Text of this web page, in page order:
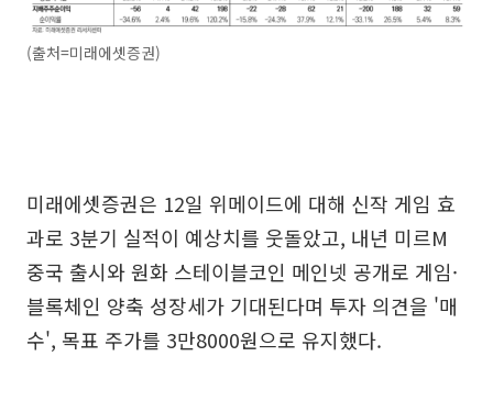
(출처=미래에셋증권)
미래에셋증권은 12일 위메이드에 대해 신작 게임 효
과로 3분기 실적이 예상치를 웃돌았고, 내년 미르M
중국 출시와 원화 스테이블코인 메인넷 공개로 게임·
블록체인 양축 성장세가 기대된다며 투자 의견을 '매
수', 목표 주가를 3만8000원으로 유지했다.